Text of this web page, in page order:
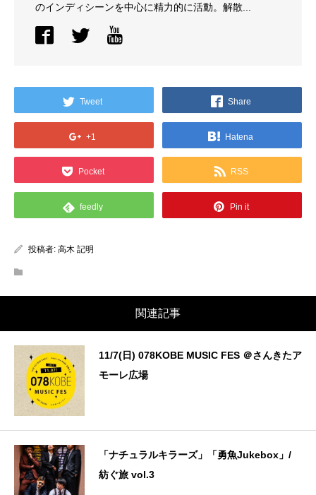
のインディシーンを中心に精力的に活動。解散...
Tweet Share
+1 Hatena
Pocket RSS
feedly Pin it
投稿者: 高木 記明
関連記事
11/7(日) 078KOBE MUSIC FES ＠さんきたア
モーレ広場
「ナチュラルキラーズ」「勇魚Jukebox」/
紡ぐ旅 vol.3